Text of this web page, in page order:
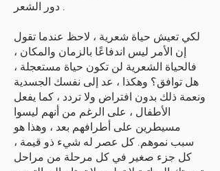
دور الشعر .
لكي تعيش حياة شعرية ، لاحظ عندما تقول
إن الأمر ليس اندفاعًا بالزمان والمكان ،
فالحياة الشعرية لن تكون حياة مستعجلة ،
هل توافق؟ وهكذا ، عد إلى نفسك الجسدية
ونعمة ذلك بدون افتراض ولا تردد ، كما يفعل
الأطفال ، على الرغم من أنهم ليسوا
مسيطرين على أطرافهم بعد ، وهذا هو
سبب نموهم. كل عصر له شيء ذو قيمة ،
كل جزء صغير في كل مرحلة من مراحل